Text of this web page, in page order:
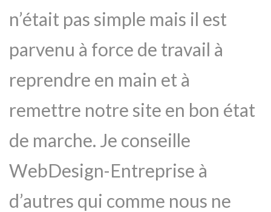
n’était pas simple mais il est
parvenu à force de travail à
reprendre en main et à
remettre notre site en bon état
de marche. Je conseille
WebDesign-Entreprise à
d’autres qui comme nous ne